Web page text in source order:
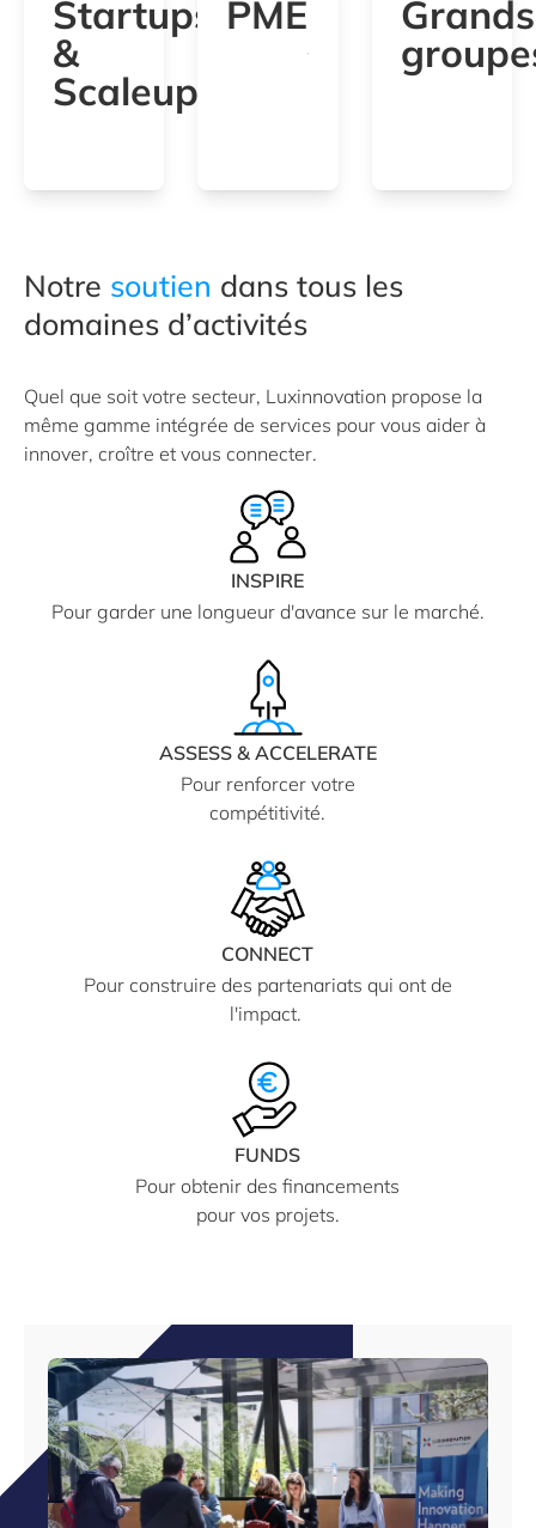
Startups
&
Scaleups
PME
Grands
Notre soutien dans tous les
domaines d’activités
Quel que soit votre secteur, Luxinnovation propose la
même gamme intégrée de services pour vous aider à
innover, croître et vous connecter.
INSPIRE
Pour garder une longueur d'avance sur le marché.
ASSESS & ACCELERATE
Pour renforcer votre
compétitivité.
CONNECT
Pour construire des partenariats qui ont de
l'impact.
FUNDS
Pour obtenir des financements
pour vos projets.